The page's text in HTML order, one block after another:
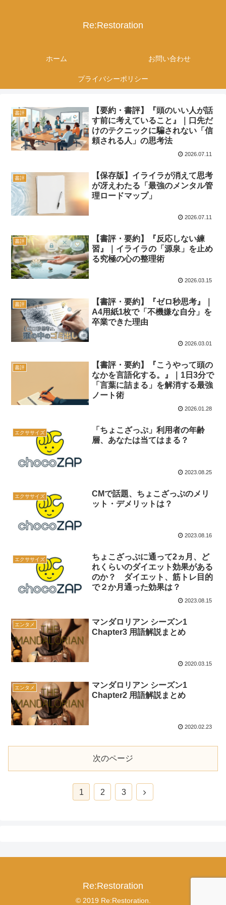
Re:Restoration
ホーム お問い合わせ
プライバシーポリシー
書評
【要約・書評】『頭のいい人が話
す前に考えていること』｜口先だ
けのテクニックに騙されない「信
頼される人」の思考法
2026.07.11
書評
【保存版】イライラが消えて思考
が冴えわたる「最強のメンタル管
理ロードマップ」
2026.07.11
書評
【書評・要約】『反応しない練
習』｜イライラの「源泉」を止め
る究極の心の整理術
2026.03.15
書評
【書評・要約】『ゼロ秒思考』｜
A4用紙1枚で「不機嫌な自分」を
卒業できた理由
2026.03.01
書評
【書評・要約】『こうやって頭の
なかを言語化する。』｜1日3分で
「言葉に詰まる」を解消する最強
ノート術
2026.01.28
エクササイズ
「ちょこざっぷ」利用者の年齢
層、あなたは当てはまる？
2023.08.25
エクササイズ
CMで話題、ちょこざっぷのメリ
ット・デメリットは？
2023.08.16
エクササイズ
ちょこざっぷに通って2ヵ月、ど
れくらいのダイエット効果がある
のか？ ダイエット、筋トレ目的
で２か月通った効果は？
2023.08.15
エンタメ
マンダロリアン シーズン1
Chapter3 用語解説まとめ
2020.03.15
エンタメ
マンダロリアン シーズン1
Chapter2 用語解説まとめ
2020.02.23
次のページ
1 2 3
次
Re:Restoration
© 2019 Re:Restoration.